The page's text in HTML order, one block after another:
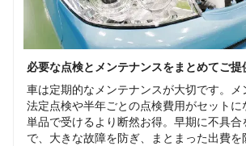
必要な点検とメンテナンスをまとめてご提
車は定期的なメンテナンスが大切です。メ
法定点検や半年ごとの点検費用がセットに
単品で受けるより断然お得。早期に不具合
で、大きな故障を防ぎ、まとまった出費を